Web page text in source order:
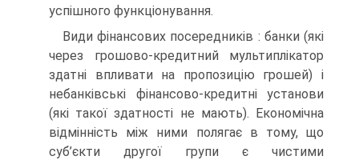
успішного функціонування.
Види фінансових посередників : банки (які
через грошово-кредитний мультиплікатор
здатні впливати на пропозицію грошей) і
небанківські фінансово-кредитні установи
(які такої здатності не мають). Економічна
відмінність між ними полягає в тому, що
суб’єкти другої групи є чистими